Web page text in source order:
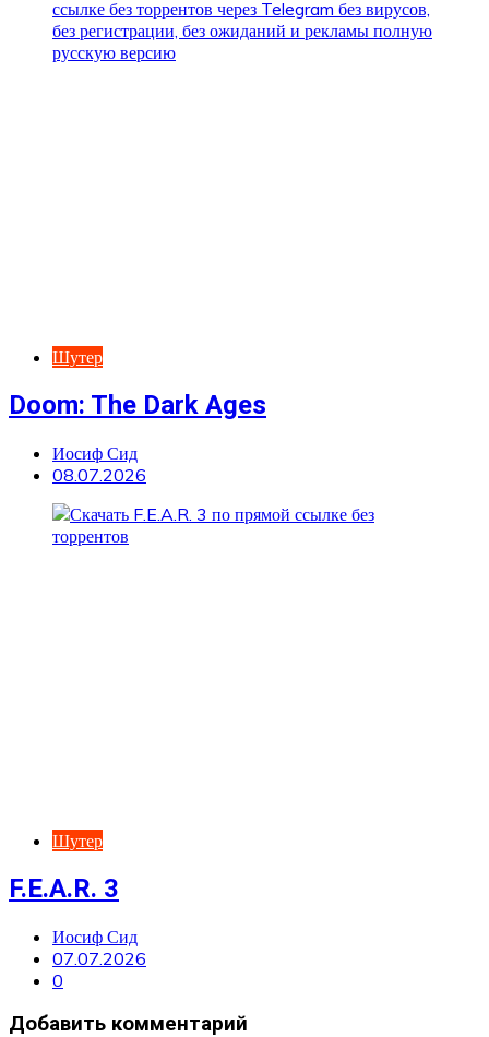
Шутер
Doom: The Dark Ages
Иосиф Сид
08.07.2026
Шутер
F.E.A.R. 3
Иосиф Сид
07.07.2026
0
Добавить комментарий